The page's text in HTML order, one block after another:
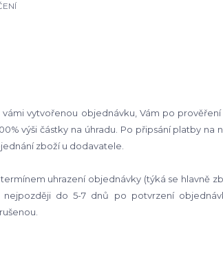
vytvořenou objednávku, Vám po
výši částky na úhradu. Po připsání platby na
zboží u dodavatele.
uhrazení objednávky (týká se hlavně
do 5-7 dnů po potvrzení